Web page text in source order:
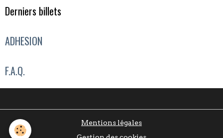
Derniers billets
ADHESION
F.A.Q.
Mentions légales